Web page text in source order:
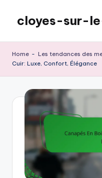
content
cloyes-sur-
Home - Les tendances des
Cuir: Luxe, Confort, Élégance